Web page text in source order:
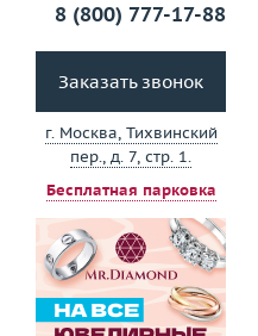
8 (800) 777-17-88
Заказать звонок
г. Москва, Тихвинский
пер., д. 7, стр. 1.
Бесплатная парковка